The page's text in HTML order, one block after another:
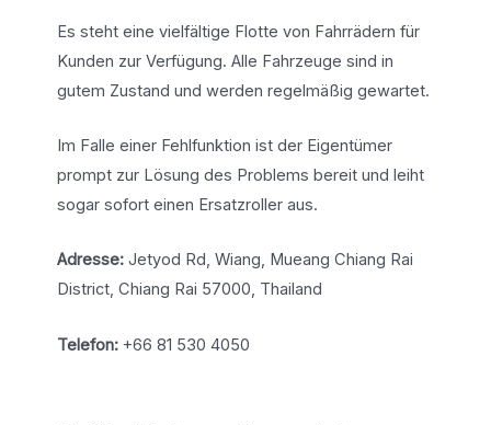
Es steht eine vielfältige Flotte von Fahrrädern für
Kunden zur Verfügung. Alle Fahrzeuge sind in
gutem Zustand und werden regelmäßig gewartet.
Im Falle einer Fehlfunktion ist der Eigentümer
prompt zur Lösung des Problems bereit und leiht
sogar sofort einen Ersatzroller aus.
Adresse:Jetyod Rd, Wiang, Mueang Chiang Rai
District, Chiang Rai 57000, Thailand
Telefon:+66 81 530 4050